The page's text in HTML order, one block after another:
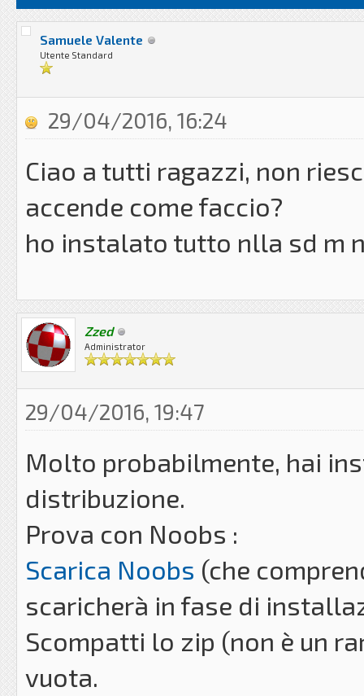
Samuele Valente
Utente Standard
29/04/2016, 16:24
Ciao a tutti ragazzi, non
accende come faccio?
ho instalato tutto nlla sd m
Zzed
Administrator
29/04/2016, 19:47
Molto probabilmente, hai
distribuzione.
Prova con Noobs :
Scarica Noobs (che
scaricherà in fase di
Scompatti lo zip (non è un
vuota.